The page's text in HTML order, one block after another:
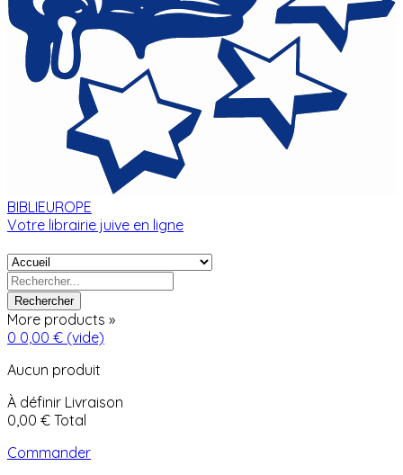
BIBLIEUROPE
Votre librairie juive en ligne
Rechercher
More products »
0 0,00 € (vide)
Aucun produit
À définir Livraison
0,00 € Total
Commander